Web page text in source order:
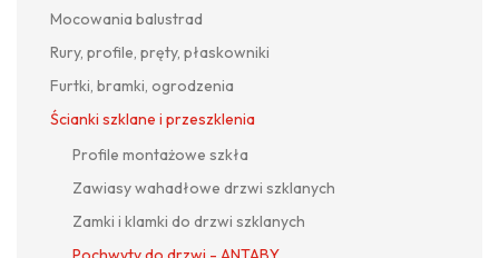
Mocowania balustrad
Rury, profile, pręty, płaskowniki
Furtki, bramki, ogrodzenia
Ścianki szklane i przeszklenia
Profile montażowe szkła
Zawiasy wahadłowe drzwi szklanych
Zamki i klamki do drzwi szklanych